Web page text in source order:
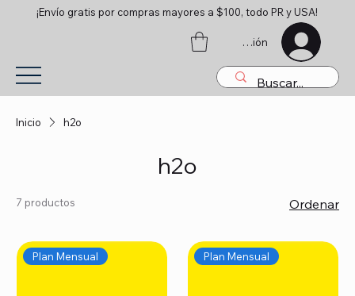
¡Envío gratis por compras mayores a $100, todo PR y USA!
Iniciar sesión
Inicio h2o
h2o
7 productos Ordenar
Plan Mensual Plan Mensual